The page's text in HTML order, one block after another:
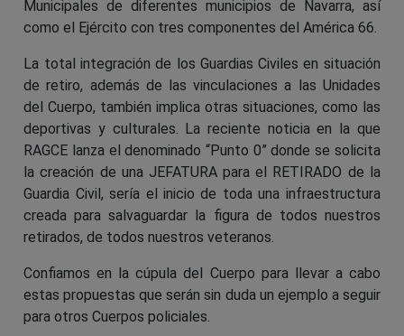
Municipales de diferentes municipios de Navarra, así
como el Ejército con tres componentes del América 66.
La total integración de los Guardias Civiles en situación
de retiro, además de las vinculaciones a las Unidades
del Cuerpo, también implica otras situaciones, como las
deportivas y culturales. La reciente noticia en la que
RAGCE lanza el denominado “Punto 0” donde se solicita
la creación de una JEFATURA para el RETIRADO de la
Guardia Civil, sería el inicio de toda una infraestructura
creada para salvaguardar la figura de todos nuestros
retirados, de todos nuestros veteranos.
Confiamos en la cúpula del Cuerpo para llevar a cabo
estas propuestas que serán sin duda un ejemplo a seguir
para otros Cuerpos policiales.